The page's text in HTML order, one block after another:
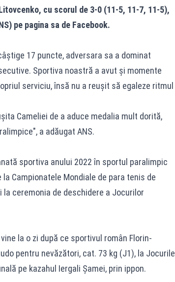
cu scorul de 3-0 (11-5, 11-7, 11-5),
pe pagina sa de Facebook.
17 puncte, adversara sa a dominat
Sportiva noastră a avut şi momente
serviciu, însă nu a reuşit să egaleze ritmul
Cameliei de a aduce medalia mult dorită,
a adăugat ANS.
sportiva anului 2022 în sportul paralimpic
Campionatele Mondiale de para tenis de
ceremonia de deschidere a Jocurilor
la o zi după ce sportivul român Florin-
pentru nevăzători, cat. 73 kg (J1), la Jocurile
pe kazahul Iergali Şamei, prin ippon.